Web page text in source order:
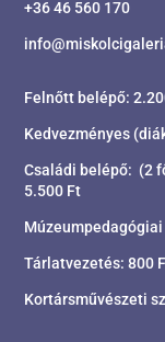
+36 46 560 170
Felnőtt belépő:
Kedvezményes
Családi belépő: (2
5.500 Ft
Tárlatvezetés: 800
Kortársművészeti